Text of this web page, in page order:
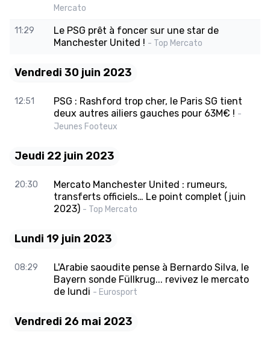
Mercato
11:29
Le PSG prêt à foncer sur une star de
Manchester United ! - Top Mercato
Vendredi 30 juin 2023
12:51
PSG : Rashford trop cher, le Paris SG tient
deux autres ailiers gauches pour 63M€ ! -
Jeunes Footeux
Jeudi 22 juin 2023
20:30
Mercato Manchester United : rumeurs,
transferts officiels… Le point complet (juin
2023) - Top Mercato
Lundi 19 juin 2023
08:29
L'Arabie saoudite pense à Bernardo Silva, le
Bayern sonde Füllkrug... revivez le mercato
de lundi - Eurosport
Vendredi 26 mai 2023